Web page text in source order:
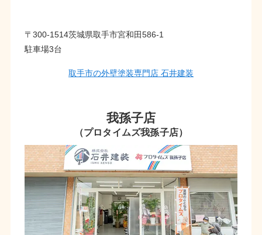
〒300-1514茨城県取手市宮和田586-1
駐車場3台
取手市の外壁塗装専門店 石井建装
我孫子店
（プロタイムズ我孫子店）